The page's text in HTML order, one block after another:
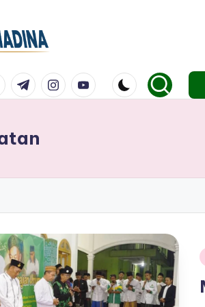
t.me instagram.com
youtube.com